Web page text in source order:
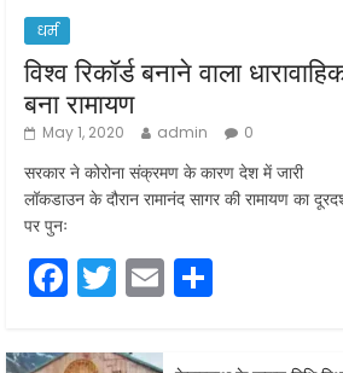
धर्म
विश्व रिकॉर्ड बनाने वाला
बना रामायण
May 1, 2020 admin 0
सरकार ने कोरोना संक्रमण के कारण देश में जारी
लॉकडाउन के दौरान रामानंद सागर की रामायण का
पर पुनः
F
a
c
T
w
itt
E
m
ai ar